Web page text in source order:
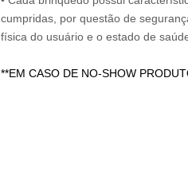
cumpridas, por questão de
física do usuário e o estado de
**EM CASO DE NO-SHOW